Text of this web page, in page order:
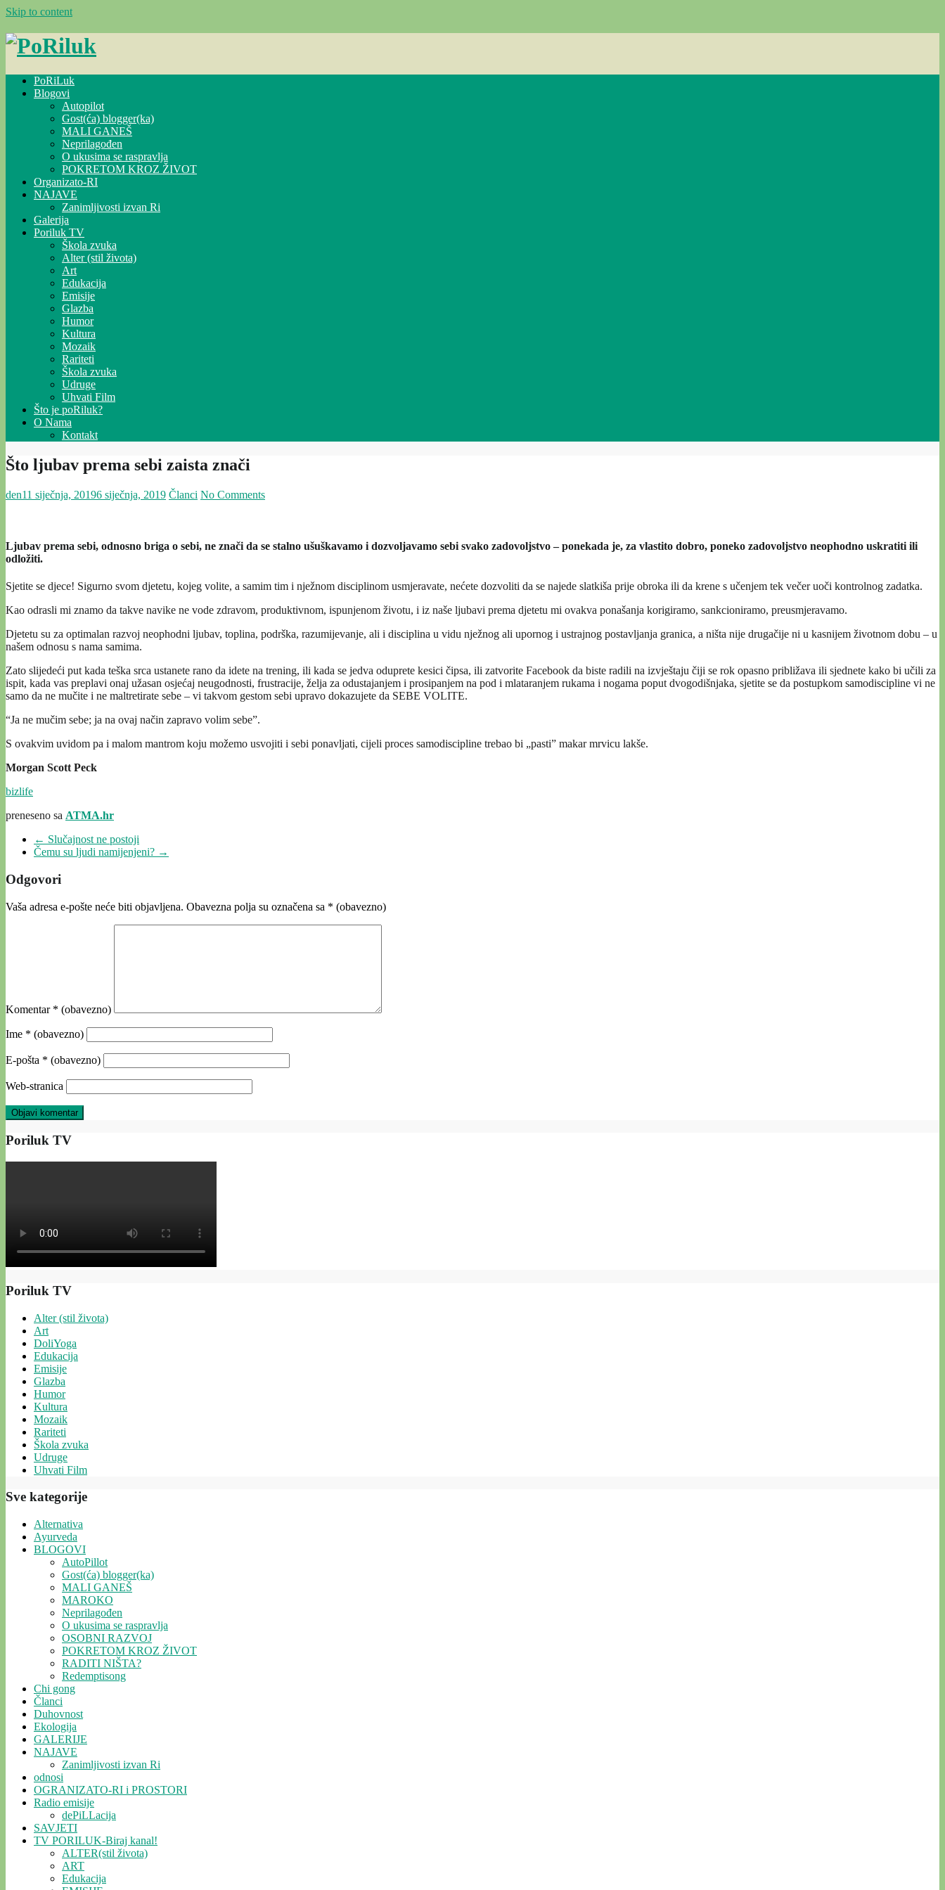
Skip to content
PoRiLuk
Blogovi
Autopilot
Gost(ća) blogger(ka)
MALI GANEŠ
Neprilagođen
O ukusima se raspravlja
POKRETOM KROZ ŽIVOT
Organizato-RI
NAJAVE
Zanimljivosti izvan Ri
Galerija
Poriluk TV
Škola zvuka
Alter (stil života)
Art
Edukacija
Emisije
Glazba
Humor
Kultura
Mozaik
Rariteti
Škola zvuka
Udruge
Uhvati Film
Što je poRiluk?
O Nama
Kontakt
Što ljubav prema sebi zaista znači
den11 siječnja, 20196 siječnja, 2019 Članci No Comments
Ljubav prema sebi, odnosno briga o sebi, ne znači da se stalno ušuškavamo i dozvoljavamo sebi svako zadovoljstvo – ponekada je, za vlastito dobro, poneko zadovoljstvo neophodno uskratiti ili
odložiti.
Sjetite se djece! Sigurno svom djetetu, kojeg volite, a samim tim i nježnom disciplinom usmjeravate, nećete dozvoliti da se najede slatkiša prije obroka ili da krene s učenjem tek večer uoči kontrolnog zadatka.
Kao odrasli mi znamo da takve navike ne vode zdravom, produktivnom, ispunjenom životu, i iz naše ljubavi prema djetetu mi ovakva ponašanja korigiramo, sankcioniramo, preusmjeravamo.
Djetetu su za optimalan razvoj neophodni ljubav, toplina, podrška, razumijevanje, ali i disciplina u vidu nježnog ali upornog i ustrajnog postavljanja granica, a ništa nije drugačije ni u kasnijem životnom dobu – u
našem odnosu s nama samima.
Zato slijedeći put kada teška srca ustanete rano da idete na trening, ili kada se jedva oduprete kesici čipsa, ili zatvorite Facebook da biste radili na izvještaju čiji se rok opasno približava ili sjednete kako bi učili za
ispit, kada vas preplavi onaj užasan osjećaj neugodnosti, frustracije, želja za odustajanjem i prosipanjem na pod i mlataranjem rukama i nogama poput dvogodišnjaka, sjetite se da postupkom samodiscipline vi ne
samo da ne mučite i ne maltretirate sebe – vi takvom gestom sebi upravo dokazujete da SEBE VOLITE.
“Ja ne mučim sebe; ja na ovaj način zapravo volim sebe”.
S ovakvim uvidom pa i malom mantrom koju možemo usvojiti i sebi ponavljati, cijeli proces samodiscipline trebao bi „pasti” makar mrvicu lakše.
Morgan Scott Peck
bizlife
preneseno sa ATMA.hr
← Slučajnost ne postoji
Čemu su ljudi namijenjeni? →
Odgovori
Vaša adresa e-pošte neće biti objavljena. Obavezna polja su označena sa * (obavezno)
Komentar * (obavezno)
Ime * (obavezno)
E-pošta * (obavezno)
Web-stranica
Poriluk TV
Poriluk TV
Alter (stil života)
Art
DoliYoga
Edukacija
Emisije
Glazba
Humor
Kultura
Mozaik
Rariteti
Škola zvuka
Udruge
Uhvati Film
Sve kategorije
Alternativa
Ayurveda
BLOGOVI
AutoPillot
Gost(ća) blogger(ka)
MALI GANEŠ
MAROKO
Neprilagođen
O ukusima se raspravlja
OSOBNI RAZVOJ
POKRETOM KROZ ŽIVOT
RADITI NIŠTA?
Redemptisong
Chi gong
Članci
Duhovnost
Ekologija
GALERIJE
NAJAVE
Zanimljivosti izvan Ri
odnosi
OGRANIZATO-RI i PROSTORI
Radio emisije
dePiLLacija
SAVJETI
TV PORILUK-Biraj kanal!
ALTER(stil života)
ART
Edukacija